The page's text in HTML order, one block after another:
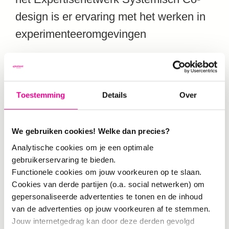
Toestemming Details Over
We gebruiken cookies! Welke dan precies?
Analytische cookies om je een optimale
gebruikerservaring te bieden.
Functionele cookies om jouw voorkeuren op te slaan.
Cookies van derde partijen (o.a. social netwerken) om
gepersonaliseerde advertenties te tonen en de inhoud
van de advertenties op jouw voorkeuren af te stemmen.
Jouw internetgedrag kan door deze derden gevolgd
design is er ervaring met het werken in
experimenteeromgevingen
Lector Wina Smeenk: “Dit onderzoek
aanpak van Systemisch Co-Design in
bovenregionaal samenwerken de
ecosystemen voor duurzaam
ondernemerschap versterkt met onze
ESC-partner, de ROMs.”
Het onderzoek hoopt nieuwe inzichten